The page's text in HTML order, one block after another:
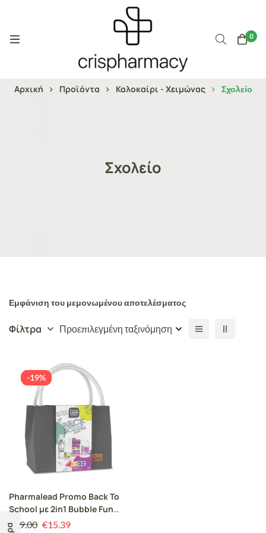
0
Αρχική Προϊόντα Καλοκαίρι - Χειμώνας Σχολείο
Σχολείο
Εμφάνιση του μεμονωμένου αποτελέσματος
Φίλτρα Προεπιλεγμένη ταξινόμηση
-19%
Pharmalead Promo Back To
School με 2in1 Bubble Fun
Αφρόλουτρο & Σαμπουάν,
€ 19.00 €15.39